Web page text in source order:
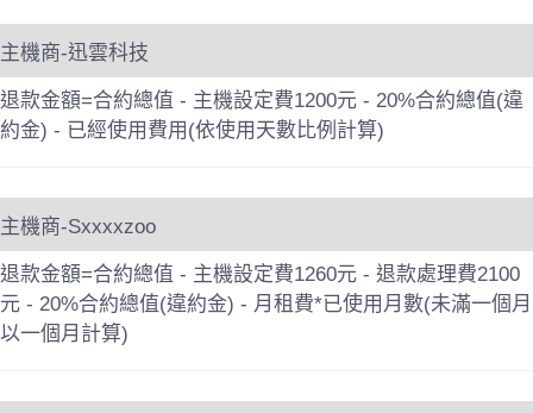
主機商-迅雲科技
退款金額=合約總值 - 主機設定費1200元 - 20%合約總值(違
約金) - 已經使用費用(依使用天數比例計算)
主機商-Sxxxxzoo
退款金額=合約總值 - 主機設定費1260元 - 退款處理費2100
元 - 20%合約總值(違約金) - 月租費*已使用月數(未滿一個月
以一個月計算)